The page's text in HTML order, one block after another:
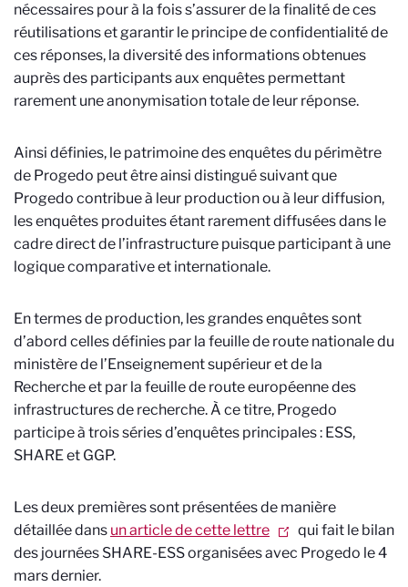
nécessaires pour à la fois s’assurer de la finalité de ces
réutilisations et garantir le principe de confidentialité de
ces réponses, la diversité des informations obtenues
auprès des participants aux enquêtes permettant
rarement une anonymisation totale de leur réponse.
Ainsi définies, le patrimoine des enquêtes du périmètre
de Progedo peut être ainsi distingué suivant que
Progedo contribue à leur production ou à leur diffusion,
les enquêtes produites étant rarement diffusées dans le
cadre direct de l’infrastructure puisque participant à une
logique comparative et internationale.
En termes de production, les grandes enquêtes sont
d’abord celles définies par la feuille de route nationale du
ministère de l’Enseignement supérieur et de la
Recherche et par la feuille de route européenne des
infrastructures de recherche. À ce titre, Progedo
participe à trois séries d’enquêtes principales : ESS,
SHARE et GGP.
Les deux premières sont présentées de manière
détaillée dans un article de cette lettre
qui fait le bilan
des journées SHARE-ESS organisées avec Progedo le 4
mars dernier.